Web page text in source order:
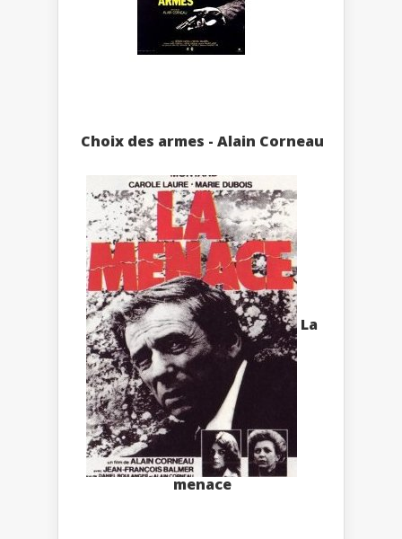
Choix des armes - Alain Corneau
La
menace